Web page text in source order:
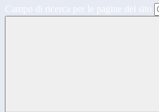
Campo di ricerca per le pagine del sito